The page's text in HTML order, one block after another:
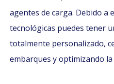
agentes de carga. Debido a
tecnológicas puedes tener
totalmente personalizado,
embarques y optimizando